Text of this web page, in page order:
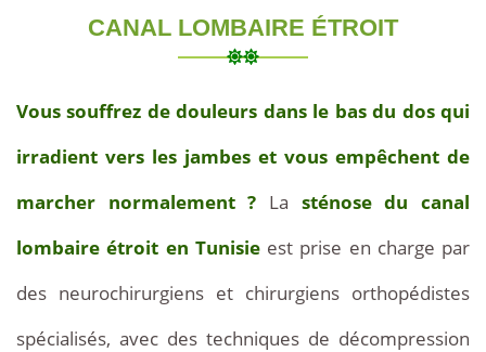
CANAL LOMBAIRE ÉTROIT
03
Vous souffrez de douleurs dans le bas du dos qui
irradient vers les jambes et vous empêchent de
marcher normalement ? La sténose du canal
lombaire étroit en Tunisieest prise en charge par
des neurochirurgiens et chirurgiens orthopédistes
spécialisés, avec des techniques de décompression